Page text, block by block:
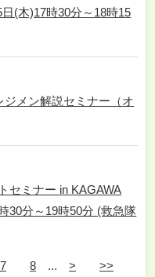
(木)17時30分～18時15
ジメン解説セミナー（オ
セミナー in KAGAWA
30分～19時50分 (救急隊
7 8 ... > >>